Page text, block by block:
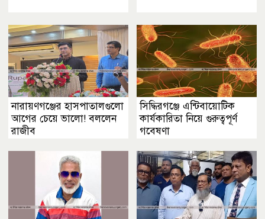
নারায়ণগঞ্জের হাসপাতালগুলো
আগের চেয়ে ভালো! বললেন
রাজীব
সিদ্ধিরগঞ্জে এন্টিবায়োটিক
কার্যকারিতা নিয়ে গুরুত্বপূর্ণ
গবেষণা